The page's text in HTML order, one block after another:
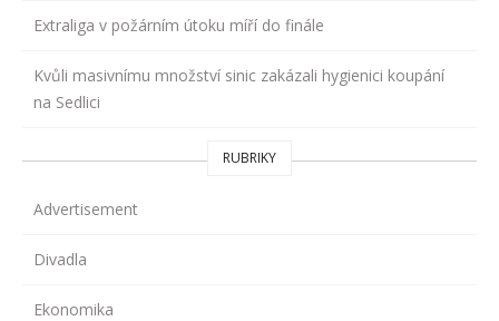
Extraliga v požárním útoku míří do finále
Kvůli masivnímu množství sinic zakázali hygienici koupání
na Sedlici
RUBRIKY
Advertisement
Divadla
Ekonomika